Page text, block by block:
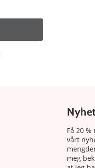
Få 20
vårt
meg